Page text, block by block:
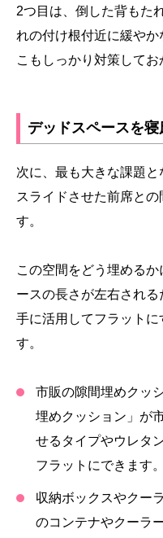
2つ目は、倒した背もた
れの付け根付近に緩やか
こもしっかり対策してお
デッドスペースを
次に、最も大きな課題
スライドさせた前席と
す。
この空間をどう埋める
ースの長さが左右され
手に活用してフラットに
す。
市販の隙間埋めクッ
埋めクッション」が
せるタイプやウレタ
フラットにできます。
収納ボックスやクー
のコンテナやクーラ